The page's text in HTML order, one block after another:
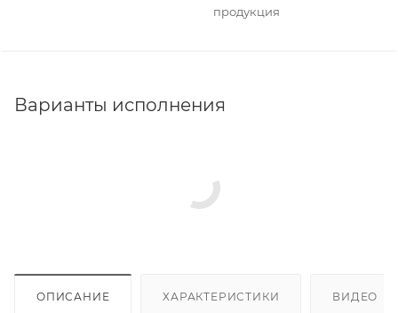
продукция
Варианты исполнения
ОПИСАНИЕ ХАРАКТЕРИСТИКИ ВИДЕО